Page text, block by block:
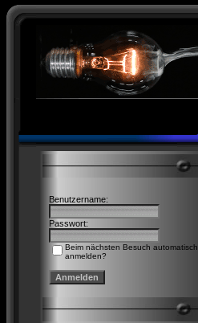
Benutzername:
Passwort:
Beim nächsten Besuch automatisch
anmelden?